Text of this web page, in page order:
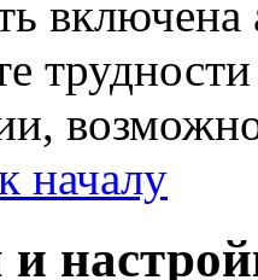
началу